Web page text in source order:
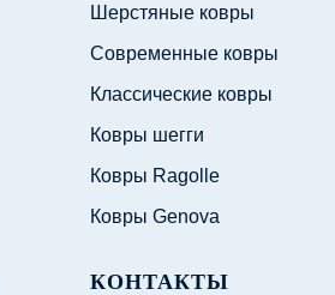
Шерстяные ковры
Современные ковры
Классические ковры
Ковры шегги
Ковры Ragolle
Ковры Genova
КОНТАКТЫ